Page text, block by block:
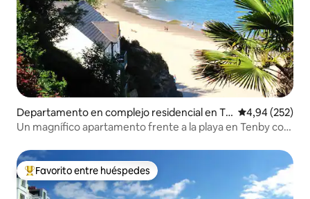
Departamento en complejo residencial en Te
nby
Calificación
4,94 (252)
Un magnífico apartamento frente a la playa en Tenby con
Favorito entre los huéspedes más destacados
Favorito entre huéspedes